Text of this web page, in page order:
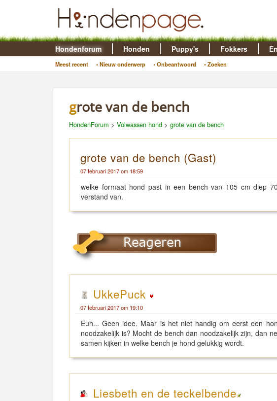
Hondenforum
Meest recent • Nieuw onderwerp • Onbeantwoord • Zoeken
Honden Puppy's Fokkers
grote van de bench
HondenForum > Volwassen hond > grote van de bench
grote van de bench (Gast)
07 februari 2017 om 18:59
welke formaat hond past in een bench van 105 cm diep
verstand van.
UkkePuck
07 februari 2017 om 19:10
Euh... Geen idee. Maar is het niet handig om eerst een
noodzakelijk is? Mocht de bench dan noodzakelijk zijn, dan
samen kijken in welke bench je hond gelukkig wordt.
Liesbeth en de teckelbende